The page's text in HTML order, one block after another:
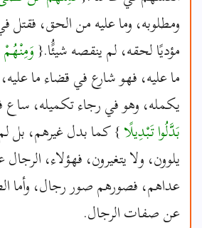
ومطلوبه، وما عليه من الحق، فقتل
مؤديًا لحقه، لم ينقصه شيئًُا.{
ما عليه، فهو شارع في قضاء ما
يكمله، وهو في رجاء تكميله،
بَدَّلُوا تَبْدِيلًا} كما بدل غيرهم، بل لم
يلوون، ولا يتغيرون، فهؤلاء،
عداهم، فصورهم صور رجال،
عن صفات الرجال.